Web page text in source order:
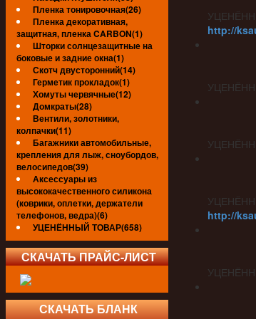
Пленка тонировочная(26)
Пленка декоративная,
защитная, пленка CARBON(1)
Шторки солнцезащитные на
боковые и задние окна(1)
Скотч двусторонний(14)
Герметик прокладок(1)
Хомуты червячные(12)
Домкраты(28)
Вентили, золотники,
колпачки(11)
Багажники автомобильные,
крепления для лыж, сноубордов,
велосипедов(39)
Аксессуары из
высококачественного силикона
(коврики, оплетки, держатели
телефонов, ведра)(6)
УЦЕНЁННЫЙ ТОВАР(658)
СКАЧАТЬ ПРАЙС-ЛИСТ
СКАЧАТЬ БЛАНК
http://
http://